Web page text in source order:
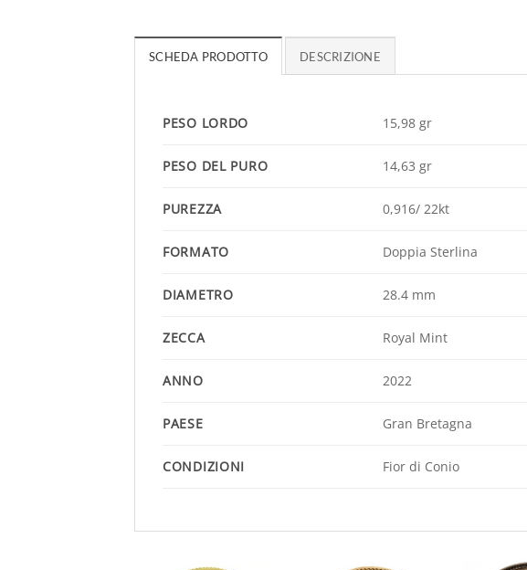
SCHEDA PRODOTTO DESCRIZIONE
PESO LORDO 15,98 gr
PESO DEL PURO 14,63 gr
PUREZZA 0,916/ 22kt
FORMATO Doppia Sterlina
DIAMETRO 28.4 mm
ZECCA Royal Mint
ANNO 2022
PAESE Gran Bretagna
CONDIZIONI Fior di Conio